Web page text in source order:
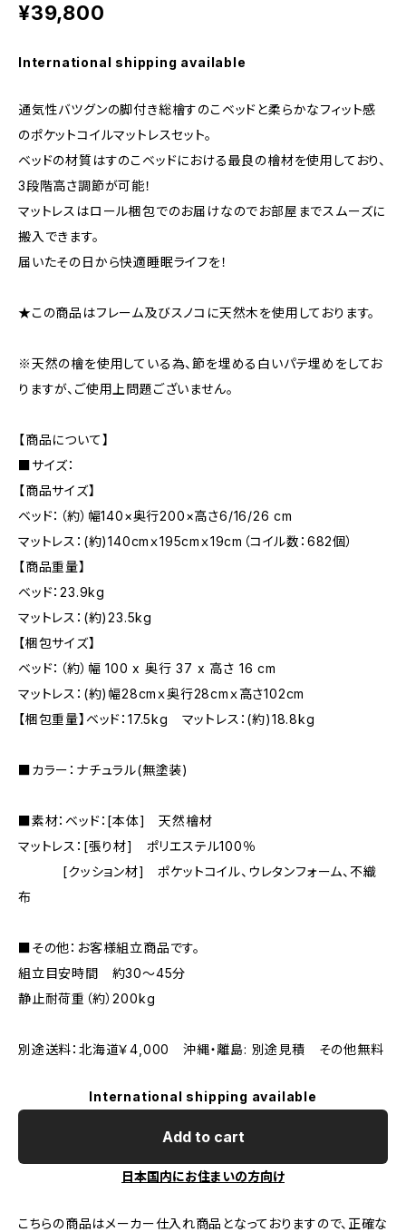
¥39,800
International shipping available
通気性バツグンの脚付き総檜すのこベッドと柔らかなフィット感
のポケットコイルマットレスセット。
ベッドの材質はすのこベッドにおける最良の檜材を使用しており、
3段階高さ調節が可能！
マットレスはロール梱包でのお届けなのでお部屋までスムーズに
搬入できます。
届いたその日から快適睡眠ライフを！
★この商品はフレーム及びスノコに天然木を使用しております。
※天然の檜を使用している為、節を埋める白いパテ埋めをしてお
りますが、ご使用上問題ございません。
【商品について】
■サイズ：
【商品サイズ】
ベッド：（約）幅140×奥行200×高さ6/16/26 cm
マットレス：(約)140cmｘ195cmｘ19cm（コイル数：682個）
【商品重量】
ベッド：23.9kg
マットレス：(約)23.5kg
【梱包サイズ】
ベッド：（約）幅 100 x 奥行 37 x 高さ 16 cm
マットレス：(約)幅28cmｘ奥行28cmｘ高さ102cm
【梱包重量】ベッド：17.5kg マットレス：(約)18.8kg
■カラー：ナチュラル(無塗装)
■素材：ベッド：[本体] 天然檜材
マットレス：[張り材] ポリエステル100％
[クッション材] ポケットコイル、ウレタンフォーム、不織
布
■その他：お客様組立商品です。
組立目安時間 約30〜45分
静止耐荷重（約）200kg
別途送料：北海道￥4,000 沖縄・離島: 別途見積 その他無料
International shipping available
Add to cart
日本国内にお住まいの方向け
こちらの商品はメーカー仕入れ商品となっておりますので、正確な